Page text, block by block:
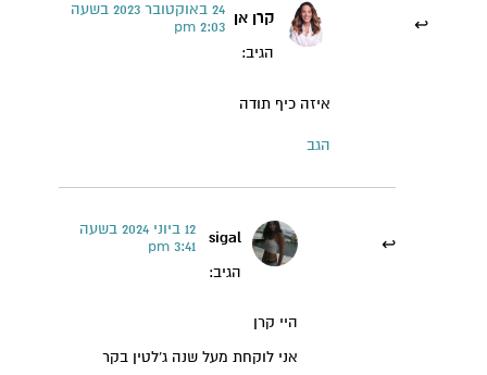
קרן אן
הגיב:
24 באוקטובר 2023 בשעה
2:03 pm
איזה כיף תודה
הגב
sigal
הגיב:
12 ביוני 2024 בשעה
3:41 pm
היי קרן
אני לוקחת מעל שנה ג'לטין בקר